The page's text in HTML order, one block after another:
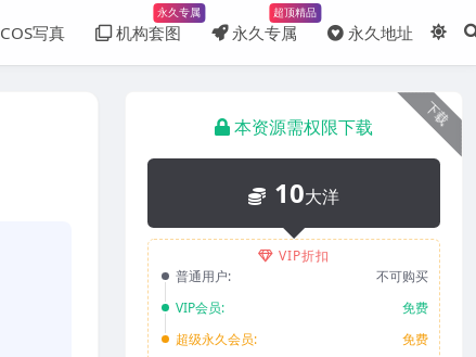
COS写真 机构套图
永久专属
永久专属
超顶精品
永久地址
下载
本资源需权限下载
10大洋
VIP折扣
普通用户:
不可购买
VIP会员:
免费
超级永久会员:
免费